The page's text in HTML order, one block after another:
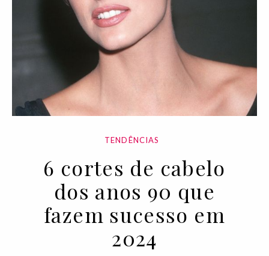
TENDÊNCIAS
6 cortes de cabelo
dos anos 90 que
fazem sucesso em
2024